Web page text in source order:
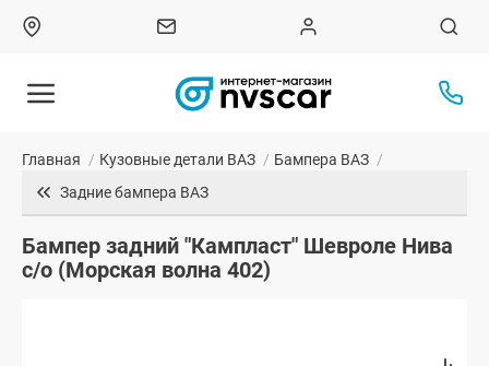
Главная / Кузовные детали ВАЗ / Бампера ВАЗ /
Задние бампера ВАЗ
Бампер задний "Кампласт" Шевроле Нива
с/о (Морская волна 402)